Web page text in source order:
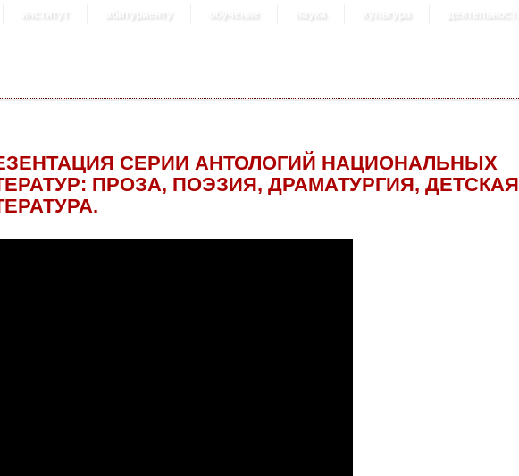
институт абитуриенту обучение наука культура деятельность
СЕРИИ АНТОЛОГИЙ НАЦИОНАЛЬНЫХ
ПРОЗА, ПОЭЗИЯ, ДРАМАТУРГИЯ, ДЕТСКАЯ